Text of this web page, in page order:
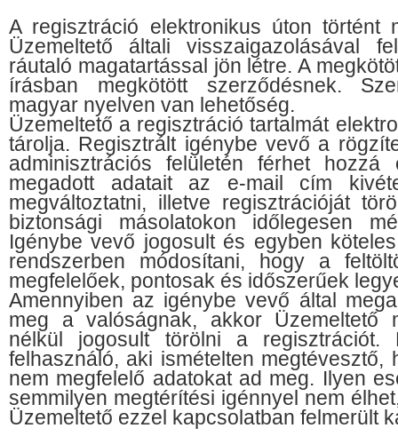
A regisztráció elektronikus úton történt
Üzemeltető általi visszaigazolásával
ráutaló magatartással jön létre. A
írásban megkötött szerződésnek.
magyar nyelven van lehetőség.
Üzemeltető a regisztráció tartalmát
tárolja. Regisztrált igénybe vevő a
adminisztrációs felületén férhet
megadott adatait az e-mail cím
megváltoztatni, illetve regisztrációját
biztonsági másolatokon időlegesen
Igénybe vevő jogosult és egyben
rendszerben módosítani, hogy a
megfelelőek, pontosak és időszerűek
Amennyiben az igénybe vevő által
meg a valóságnak, akkor Üzemeltető
nélkül jogosult törölni a regisztrációt.
felhasználó, aki ismételten megtévesztő,
nem megfelelő adatokat ad meg. Ilyen
semmilyen megtérítési igénnyel nem
Üzemeltető ezzel kapcsolatban felmerült